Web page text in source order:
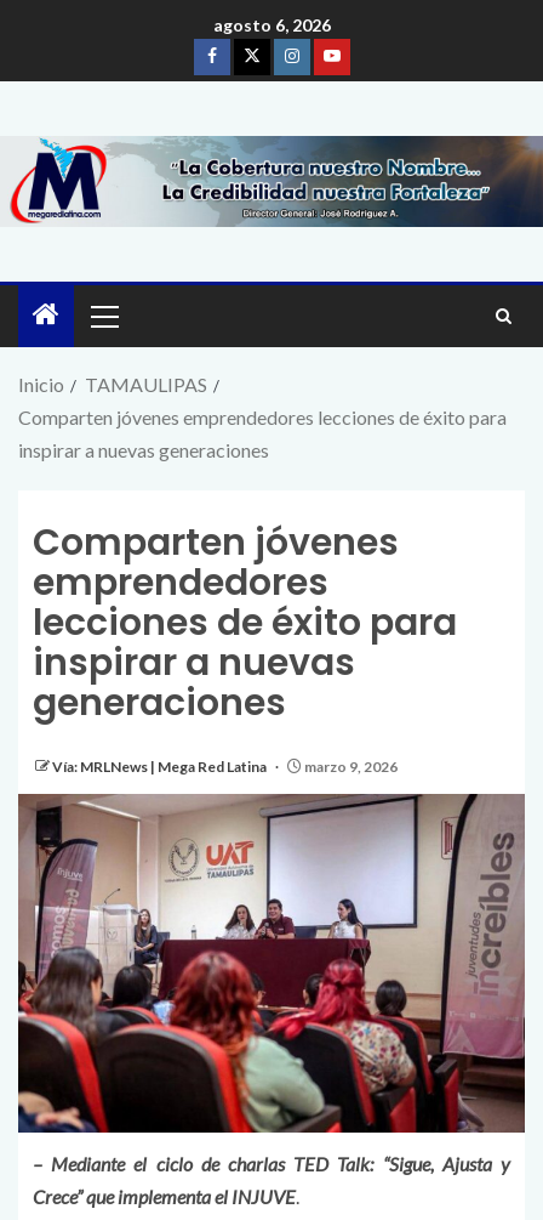
agosto 6, 2026
Inicio
TAMAULIPAS
Comparten jóvenes emprendedores lecciones de éxito para
inspirar a nuevas generaciones
Comparten jóvenes
emprendedores
lecciones de éxito para
inspirar a nuevas
generaciones
Vía: MRLNews | Mega Red Latina marzo 9, 2026
– Mediante el ciclo de charlas TED Talk: “Sigue, Ajusta y
Crece” que implementa el INJUVE.